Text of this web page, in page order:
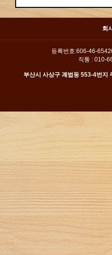
회
등록번호:606-46-
직통 : 010-
부산시 사상구 괘법동 553-4번지